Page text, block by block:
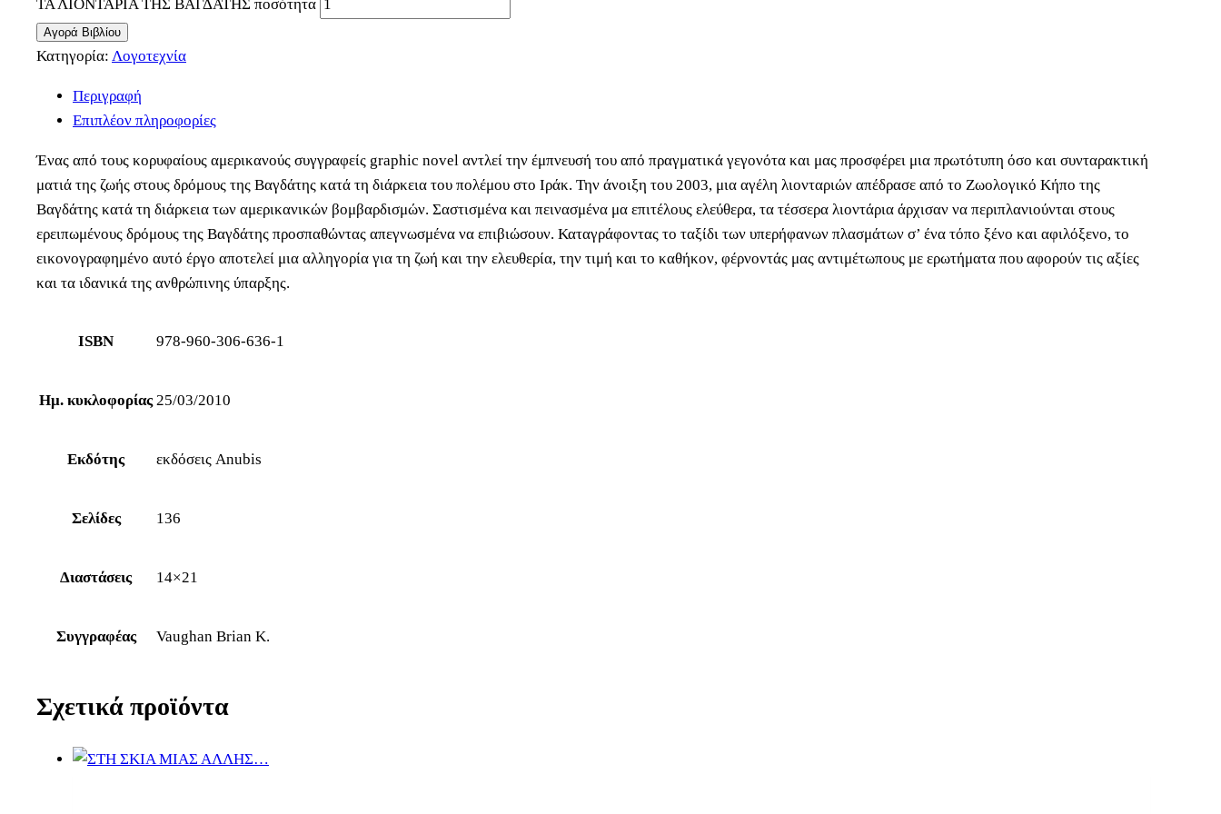
ΤΑ ΛΙΟΝΤΑΡΙΑ ΤΗΣ ΒΑΓΔΑΤΗΣ ποσότητα
Αγορά Βιβλίου
Κατηγορία: Λογοτεχνία
Περιγραφή
Επιπλέον πληροφορίες
Ένας από τους κορυφαίους αμερικανούς συγγραφείς graphic novel αντλεί την έμπνευσή του από πραγματικά γεγονότα και μας προσφέρει μια πρωτότυπη όσο και συνταρακτική
ματιά της ζωής στους δρόμους της Βαγδάτης κατά τη διάρκεια του πολέμου στο Ιράκ. Την άνοιξη του 2003, μια αγέλη λιονταριών απέδρασε από το Ζωολογικό Κήπο της
Βαγδάτης κατά τη διάρκεια των αμερικανικών βομβαρδισμών. Σαστισμένα και πεινασμένα μα επιτέλους ελεύθερα, τα τέσσερα λιοντάρια άρχισαν να περιπλανιούνται στους
ερειπωμένους δρόμους της Βαγδάτης προσπαθώντας απεγνωσμένα να επιβιώσουν. Καταγράφοντας το ταξίδι των υπερήφανων πλασμάτων σ’ ένα τόπο ξένο και αφιλόξενο, το
εικονογραφημένο αυτό έργο αποτελεί μια αλληγορία για τη ζωή και την ελευθερία, την τιμή και το καθήκον, φέρνοντάς μας αντιμέτωπους με ερωτήματα που αφορούν τις αξίες
και τα ιδανικά της ανθρώπινης ύπαρξης.
ISBN 978-960-306-636-1
Ημ. κυκλοφορίας 25/03/2010
Εκδότης εκδόσεις Anubis
Σελίδες 136
Διαστάσεις 14×21
Συγγραφέας Vaughan Brian K.
Σχετικά προϊόντα